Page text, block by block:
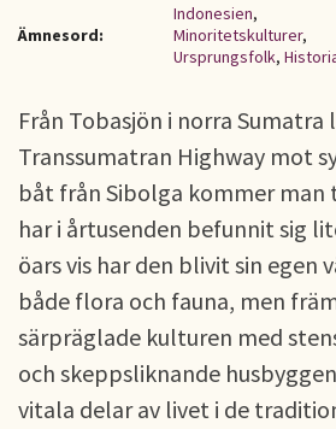
Ämnesord:
Indonesien,
Minoritetskulturer,
Ursprungsfolk,
Från Tobasjön i norra Sumatra
Transsumatran Highway mot
båt från Sibolga kommer man
har i årtusenden befunnit sig
öars vis har den blivit sin egen
både flora och fauna, men
särpräglade kulturen med
och skeppsliknande
vitala delar av livet i de